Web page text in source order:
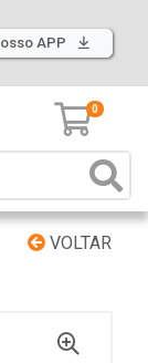
APP
0
VOLTAR